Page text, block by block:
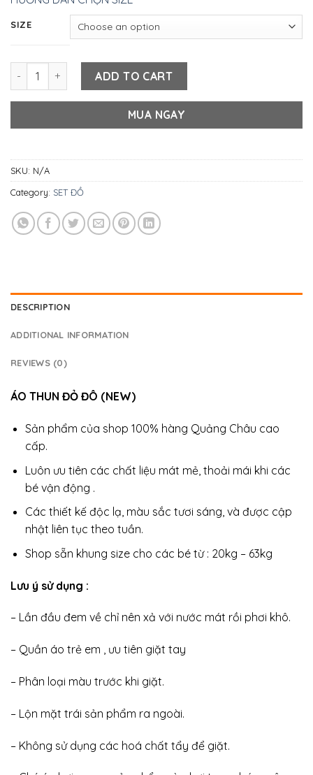
SIZE
ÁO THUN ĐỎ ĐÔ (NEW) quantity
ADD TO CART
MUA NGAY
SKU: N/A
Category: SET ĐỒ
DESCRIPTION
ADDITIONAL INFORMATION
REVIEWS (0)
ÁO THUN ĐỎ ĐÔ (NEW)
Sản phẩm của shop 100% hàng Quảng Châu cao
cấp.
Luôn ưu tiên các chất liệu mát mẻ, thoải mái khi các
bé vận động .
Các thiết kế độc lạ, màu sắc tươi sáng, và được cập
nhật liên tục theo tuần.
Shop sẵn khung size cho các bé từ : 20kg – 63kg
Lưu ý sử dụng :
– Lần đầu đem về chỉ nên xả với nước mát rồi phơi khô.
– Quần áo trẻ em , ưu tiên giặt tay
– Phân loại màu trước khi giặt.
– Lộn mặt trái sản phẩm ra ngoài.
– Không sử dụng các hoá chất tẩy để giặt.